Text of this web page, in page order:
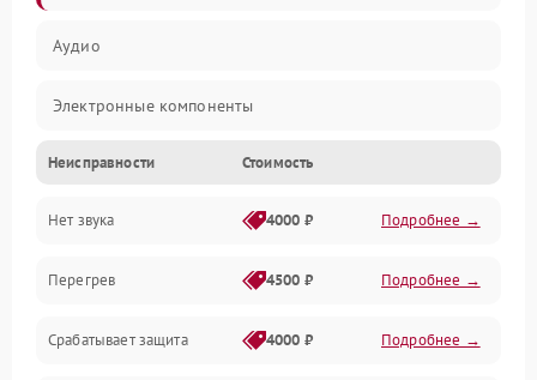
Аудио
Электронные компоненты
Управление
Корпус/Герметичность
Неисправности Стоимость
Нет звука 4000 ₽ Подробнее →
Перегрев 4500 ₽ Подробнее →
Срабатывает защита 4000 ₽ Подробнее →